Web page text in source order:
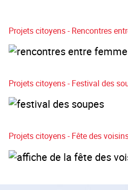
Projets citoyens - Rencontres
Projets citoyens - Festival des
Projets citoyens - Fête des